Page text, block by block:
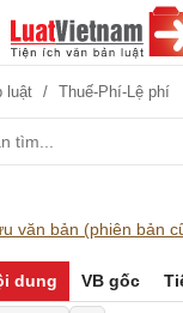
luật Thuế-Phí-Lệ phí
văn bản (phiên bản
dung VB gốc